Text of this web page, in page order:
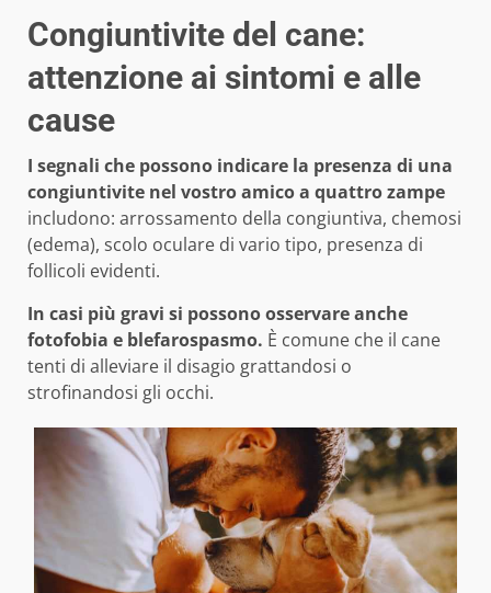
Congiuntivite del cane:
attenzione ai sintomi e alle
cause
I segnali che possono indicare la presenza di una
congiuntivite nel vostro amico a quattro zampe
includono: arrossamento della congiuntiva, chemosi
(edema), scolo oculare di vario tipo, presenza di
follicoli evidenti.
In casi più gravi si possono osservare anche
fotofobia e blefarospasmo. È comune che il cane
tenti di alleviare il disagio grattandosi o
strofinandosi gli occhi.